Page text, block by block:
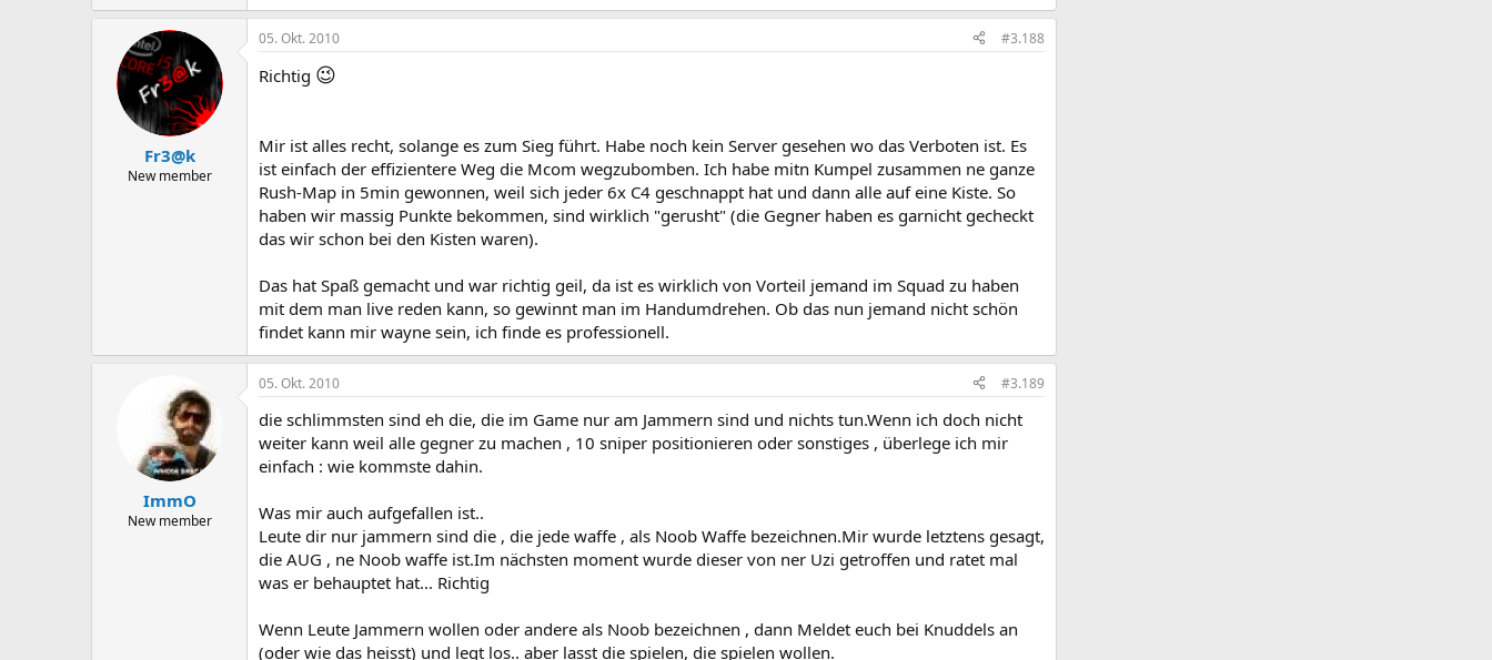
Fr3@k
New member
05. Okt. 2010 #3.188
Richtig 😉
Mir ist alles recht, solange es zum Sieg führt. Habe noch kein Server gesehen wo das Verboten ist. Es
ist einfach der effizientere Weg die Mcom wegzubomben. Ich habe mitn Kumpel zusammen ne ganze
Rush-Map in 5min gewonnen, weil sich jeder 6x C4 geschnappt hat und dann alle auf eine Kiste. So
haben wir massig Punkte bekommen, sind wirklich "gerusht" (die Gegner haben es garnicht gecheckt
das wir schon bei den Kisten waren).
Das hat Spaß gemacht und war richtig geil, da ist es wirklich von Vorteil jemand im Squad zu haben
mit dem man live reden kann, so gewinnt man im Handumdrehen. Ob das nun jemand nicht schön
findet kann mir wayne sein, ich finde es professionell.
ImmO
New member
05. Okt. 2010 #3.189
die schlimmsten sind eh die, die im Game nur am Jammern sind und nichts tun.Wenn ich doch nicht
weiter kann weil alle gegner zu machen , 10 sniper positionieren oder sonstiges , überlege ich mir
einfach : wie kommste dahin.
Was mir auch aufgefallen ist..
Leute dir nur jammern sind die , die jede waffe , als Noob Waffe bezeichnen.Mir wurde letztens gesagt,
die AUG , ne Noob waffe ist.Im nächsten moment wurde dieser von ner Uzi getroffen und ratet mal
was er behauptet hat... Richtig
Wenn Leute Jammern wollen oder andere als Noob bezeichnen , dann Meldet euch bei Knuddels an
(oder wie das heisst) und legt los.. aber lasst die spielen, die spielen wollen.